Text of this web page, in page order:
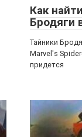
Как
Бродяги
Тайники
Marvel's
придется